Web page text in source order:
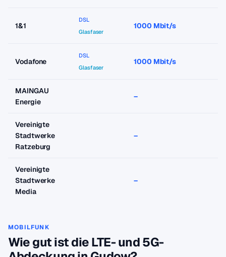
1&1
DSL
Glasfaser
1000 Mbit/s
Vodafone
DSL
Glasfaser
1000 Mbit/s
MAINGAU
Energie
–
Vereinigte
Stadtwerke
Ratzeburg
–
Vereinigte
Stadtwerke
Media
–
MOBILFUNK
Wie gut ist die LTE- und 5G-